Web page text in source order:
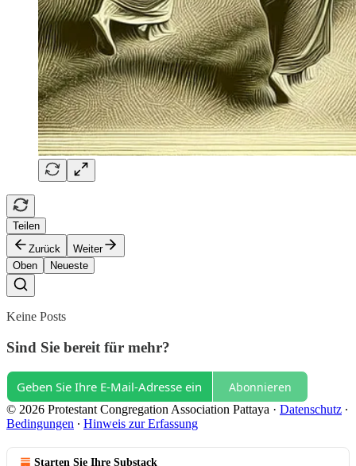
Teilen
Zurück
Weiter
Oben
Neueste
Keine Posts
Sind Sie bereit für mehr?
Abonnieren
© 2026 Protestant Congregation Association Pattaya · Datenschutz ∙
Bedingungen ∙ Hinweis zur Erfassung
Starten Sie Ihre Substack